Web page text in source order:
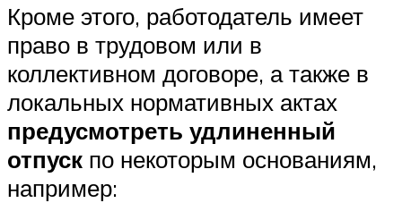
Кроме этого, работодатель имеет
право в трудовом или в
коллективном договоре, а также в
локальных нормативных актах
предусмотреть удлиненный
отпуск по некоторым основаниям,
например: